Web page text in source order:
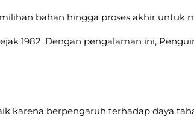
bahan hingga proses akhir untuk
1982. Dengan pengalaman ini,
karena berpengaruh terhadap daya